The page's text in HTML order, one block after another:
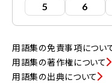
5
6
用語集の免責事項につい
用語集の著作権について
用語集の出典について